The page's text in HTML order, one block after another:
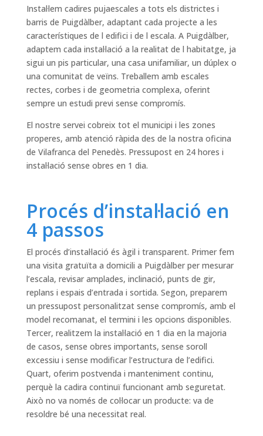
Instal·lem cadires pujaescales a tots els districtes i
barris de Puigdàlber, adaptant cada projecte a les
característiques de l edifici i de l escala. A Puigdàlber,
adaptem cada instal·lació a la realitat de l habitatge, ja
sigui un pis particular, una casa unifamiliar, un dúplex o
una comunitat de veïns. Treballem amb escales
rectes, corbes i de geometria complexa, oferint
sempre un estudi previ sense compromís.
El nostre servei cobreix tot el municipi i les zones
properes, amb atenció ràpida des de la nostra oficina
de Vilafranca del Penedès. Pressupost en 24 hores i
instal·lació sense obres en 1 dia.
Procés d’instal·lació en
4 passos
El procés d’instal·lació és àgil i transparent. Primer fem
una visita gratuïta a domicili a Puigdàlber per mesurar
l’escala, revisar amplades, inclinació, punts de gir,
replans i espais d’entrada i sortida. Segon, preparem
un pressupost personalitzat sense compromís, amb el
model recomanat, el termini i les opcions disponibles.
Tercer, realitzem la instal·lació en 1 dia en la majoria
de casos, sense obres importants, sense soroll
excessiu i sense modificar l’estructura de l’edifici.
Quart, oferim postvenda i manteniment continu,
perquè la cadira continuï funcionant amb seguretat.
Això no va només de col·locar un producte: va de
resoldre bé una necessitat real.